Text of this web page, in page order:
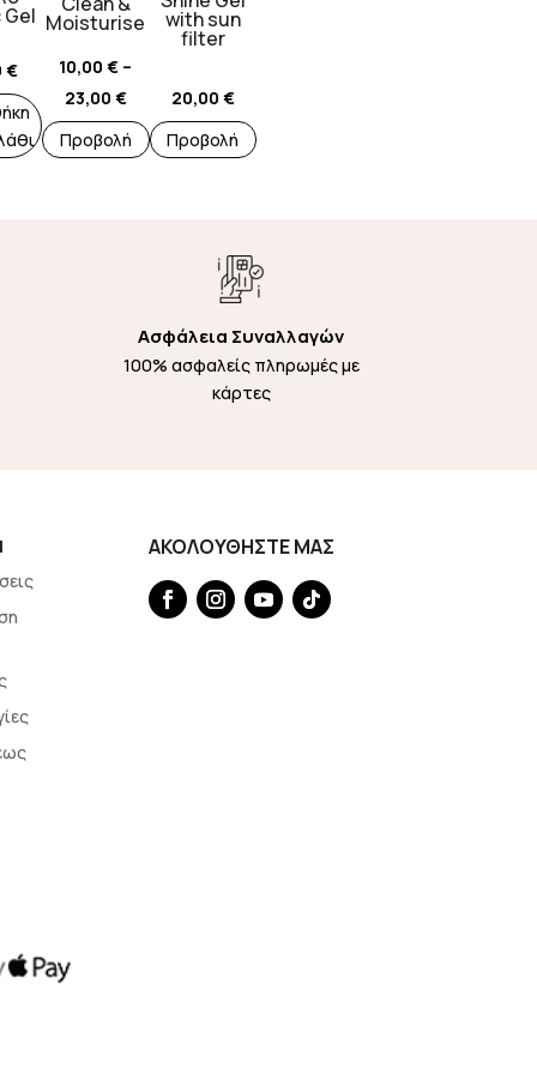
€
Moisturise
10,00€ –
23,00 €Price
range:
10,00 €
Προβολή
παραλλαγές.
επιλογές
μπορούν
να
επιλεγούν
with sun
filter
20,00 €
Προβολή
Ασφάλεια Συναλλαγών
100% ασφαλείς πληρωμές με
κάρτες
ΑΚΟΛΟΥΘΗΣΤΕ ΜΑΣ